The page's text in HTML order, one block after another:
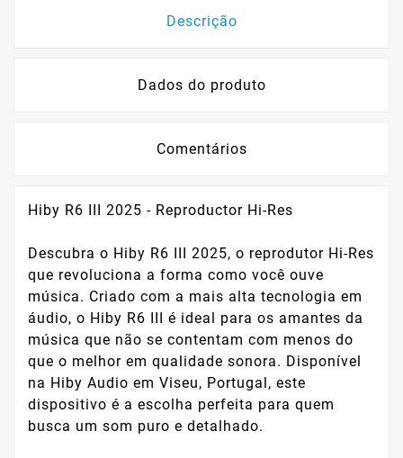
Descrição
Dados do produto
Comentários
Hiby R6 III 2025 - Reproductor Hi-Res
Descubra o Hiby R6 III 2025, o reprodutor Hi-Res
que revoluciona a forma como você ouve
música. Criado com a mais alta tecnologia em
áudio, o Hiby R6 III é ideal para os amantes da
música que não se contentam com menos do
que o melhor em qualidade sonora. Disponível
na Hiby Audio em Viseu, Portugal, este
dispositivo é a escolha perfeita para quem
busca um som puro e detalhado.